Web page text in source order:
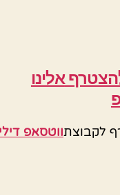
להצטרףאלינו
לקבוצתווטסאפ